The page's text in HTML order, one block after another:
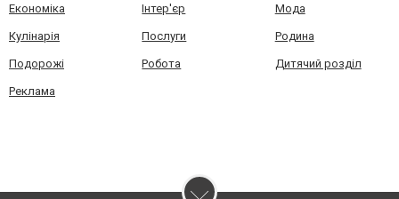
Економіка Інтер'єр Мода
Кулінарія Послуги Родина
Подорожі Робота Дитячий розділ
Реклама